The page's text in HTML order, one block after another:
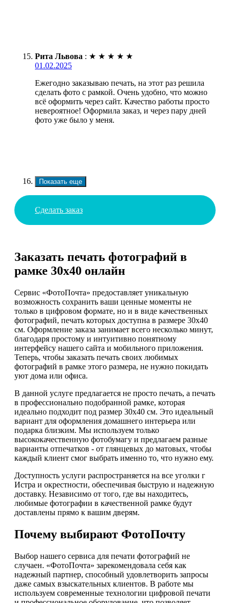
Рита Львова : ★ ★ ★ ★ ★
01.02.2025
Ежегодно заказываю печать, на этот раз решила
сделать фото с рамкой. Очень удобно, что можно
всё оформить через сайт. Качество работы просто
невероятное! Оформила заказ, и через пару дней
фото уже было у меня.
Показать еще
Сделать заказ
Заказать печать фотографий в
рамке 30х40 онлайн
Сервис «ФотоПочта» предоставляет уникальную
возможность сохранить ваши ценные моменты не
только в цифровом формате, но и в виде качественных
фотографий, печать которых доступна в размере 30х40
см. Оформление заказа занимает всего несколько минут,
благодаря простому и интуитивно понятному
интерфейсу нашего сайта и мобильного приложения.
Теперь, чтобы заказать печать своих любимых
фотографий в рамке этого размера, не нужно покидать
уют дома или офиса.
В данной услуге предлагается не просто печать, а печать
в профессионально подобранной рамке, которая
идеально подходит под размер 30х40 см. Это идеальный
вариант для оформления домашнего интерьера или
подарка близким. Мы используем только
высококачественную фотобумагу и предлагаем разные
варианты отпечатков - от глянцевых до матовых, чтобы
каждый клиент смог выбрать именно то, что нужно ему.
Доступность услуги распространяется на все уголки г
Истра и окрестности, обеспечивая быструю и надежную
доставку. Независимо от того, где вы находитесь,
любимые фотографии в качественной рамке будут
доставлены прямо к вашим дверям.
Почему выбирают ФотоПочту
Выбор нашего сервиса для печати фотографий не
случаен. «ФотоПочта» зарекомендовала себя как
надежный партнер, способный удовлетворить запросы
даже самых взыскательных клиентов. В работе мы
используем современные технологии цифровой печати